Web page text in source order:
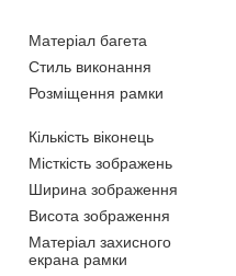
Матеріал багета
Стиль виконання
Розміщення рамки
Кількість віконець
Місткість зображень
Ширина зображення
Висота зображення
Матеріал захисного
екрана рамки